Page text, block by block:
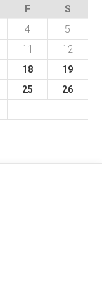
F
S
4
5
11
12
18
19
25
26